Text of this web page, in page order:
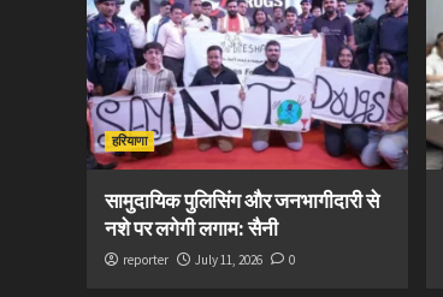
हरियाणा
सामुदायिक पुलिसिंग और जनभागीदारी से
नशे पर लगेगी लगाम: सैनी
reporter July 11, 2026 0